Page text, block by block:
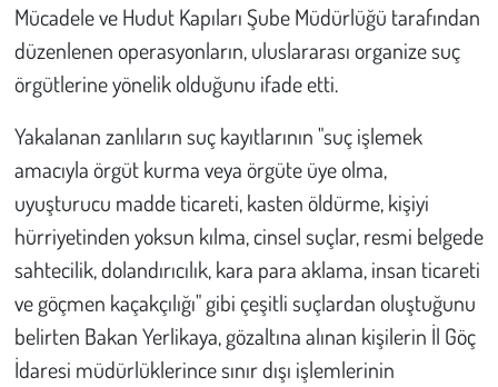
Mücadele ve Hudut Kapıları Şube Müdürlüğü tarafından
düzenlenen operasyonların, uluslararası organize suç
örgütlerine yönelik olduğunu ifade etti.
Yakalanan zanlıların suç kayıtlarının "suç işlemek
amacıyla örgüt kurma veya örgüte üye olma,
uyuşturucu madde ticareti, kasten öldürme, kişiyi
hürriyetinden yoksun kılma, cinsel suçlar, resmi belgede
sahtecilik, dolandırıcılık, kara para aklama, insan ticareti
ve göçmen kaçakçılığı" gibi çeşitli suçlardan oluştuğunu
belirten Bakan Yerlikaya, gözaltına alınan kişilerin İl Göç
İdaresi müdürlüklerince sınır dışı işlemlerinin
Vefat İlanları
Tarih
Hukuk
Tarım
Son Dakika
Kent
Eğlence